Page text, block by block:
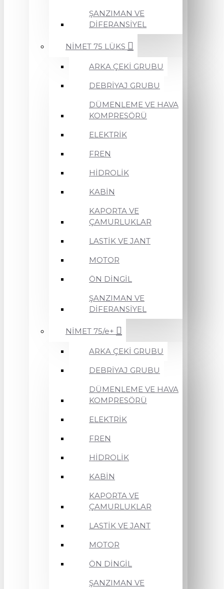
ŞANZIMAN VE
DİFERANSİYEL
NİMET 75 LÜKS
ARKA ÇEKİ GRUBU
DEBRİYAJ GRUBU
DÜMENLEME VE HAVA
KOMPRESÖRÜ
ELEKTRİK
FREN
HİDROLİK
KABİN
KAPORTA VE
ÇAMURLUKLAR
LASTİK VE JANT
MOTOR
ÖN DİNGİL
ŞANZIMAN VE
DİFERANSİYEL
NİMET 75/e+
ARKA ÇEKİ GRUBU
DEBRİYAJ GRUBU
DÜMENLEME VE HAVA
KOMPRESÖRÜ
ELEKTRİK
FREN
HİDROLİK
KABİN
KAPORTA VE
ÇAMURLUKLAR
LASTİK VE JANT
MOTOR
ÖN DİNGİL
ŞANZIMAN VE